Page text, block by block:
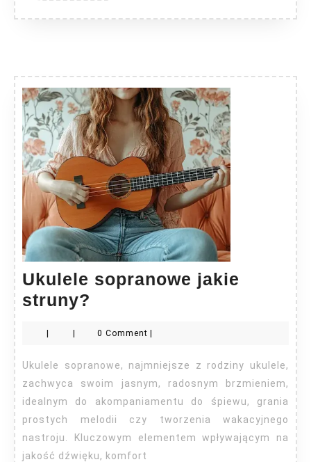
Ukulele sopranowe jakie
struny?
jakie
struny?
| | 0 Comment |
Ukulele sopranowe, najmniejsze z rodziny ukulele,
zachwyca swoim jasnym, radosnym brzmieniem,
idealnym do akompaniamentu do śpiewu, grania
prostych melodii czy tworzenia wakacyjnego
nastroju. Kluczowym elementem wpływającym na
jakość dźwięku, komfort